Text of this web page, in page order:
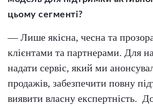
цьому сегменті?
— Лише якісна, чесна та прозора
клієнтами та партнерами. Для
надати сервіс, який ми
продажів, забезпечити повну
виявити власну експертність.